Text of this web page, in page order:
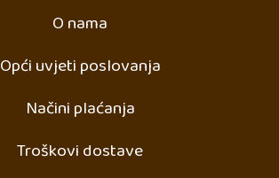
O nama
Opći uvjeti poslovanja
Načini plaćanja
Troškovi dostave